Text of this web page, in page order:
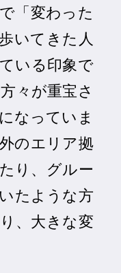
「変わった
いてきた人
いる印象で
々が重宝さ
なっていま
のエリア拠
り、グルー
たような方
、大きな変